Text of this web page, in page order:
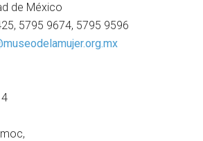
de México
5795 9674, 5795 9596